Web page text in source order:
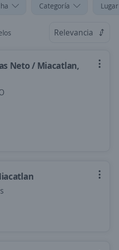
Categoría
Relevancia
Neto / Miacatlan,